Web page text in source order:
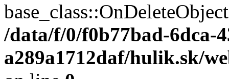
/data/f/0/f0b77bad-6dca-
a289a1712daf/hulik.sk/